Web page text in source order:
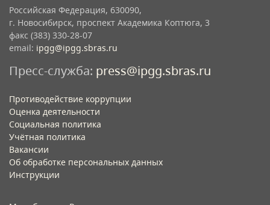
Российская Федерация, 630090,
г. Новосибирск, проспект Академика Коптюга, 3
факс (383) 330-28-07
email: ipgg@ipgg.sbras.ru
Пресс-служба: press@ipgg.sbras.ru
Противодействие коррупции
Оценка деятельности
Социальная политика
Учётная политика​
Вакансии​
Об обработке персональных данных​
Инструкции​